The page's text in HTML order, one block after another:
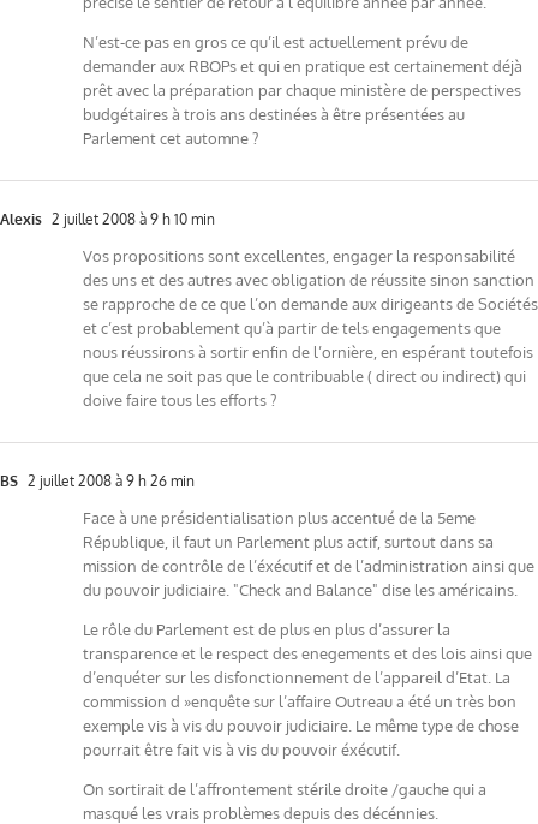
N’est-ce pas en gros ce qu’il est actuellement prévu de
demander aux RBOPs et qui en pratique est certainement déjà
prêt avec la préparation par chaque ministère de perspectives
budgétaires à trois ans destinées à être présentées au
Parlement cet automne ?
Alexis 2 juillet 2008 à 9 h 10 min
Vos propositions sont excellentes, engager la responsabilité
des uns et des autres avec obligation de réussite sinon sanction
se rapproche de ce que l’on demande aux dirigeants de Sociétés
et c’est probablement qu’à partir de tels engagements que
nous réussirons à sortir enfin de l’ornière, en espérant toutefois
que cela ne soit pas que le contribuable ( direct ou indirect) qui
doive faire tous les efforts ?
BS 2 juillet 2008 à 9 h 26 min
Face à une présidentialisation plus accentué de la 5eme
République, il faut un Parlement plus actif, surtout dans sa
mission de contrôle de l’éxécutif et de l’administration ainsi que
du pouvoir judiciaire. "Check and Balance" dise les américains.
Le rôle du Parlement est de plus en plus d’assurer la
transparence et le respect des enegements et des lois ainsi que
d’enquéter sur les disfonctionnement de l’appareil d’Etat. La
commission d »enquête sur l’affaire Outreau a été un très bon
exemple vis à vis du pouvoir judiciaire. Le même type de chose
pourrait être fait vis à vis du pouvoir éxécutif.
On sortirait de l’affrontement stérile droite /gauche qui a
masqué les vrais problèmes depuis des décénnies.